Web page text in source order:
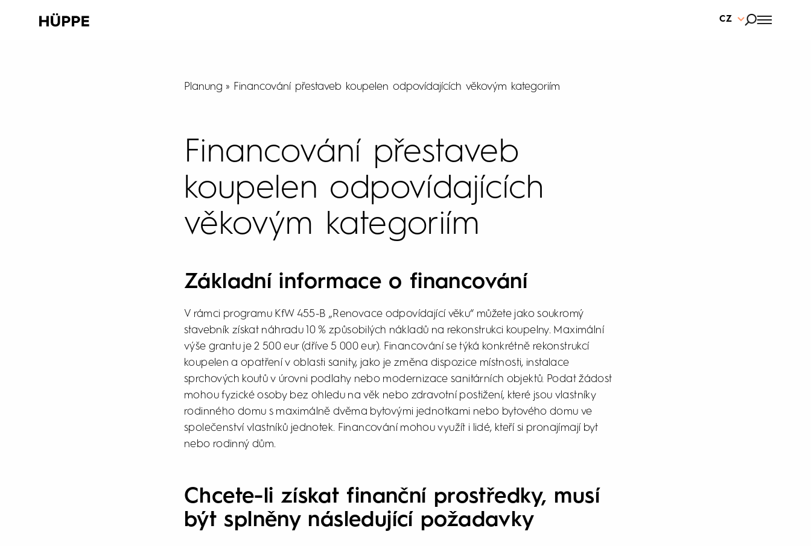
CZ
Planung Financování přestaveb koupelen odpovídajících věkovým kategoriím
Financování přestaveb
koupelen odpovídajících
věkovým kategoriím
Základní informace o financování
V rámci programu KfW 455-B „Renovace odpovídající věku“ můžete jako soukromý
stavebník získat náhradu 10 % způsobilých nákladů na rekonstrukci koupelny. Maximální
výše grantu je 2 500 eur (dříve 5 000 eur). Financování se týká konkrétně rekonstrukcí
koupelen a opatření v oblasti sanity, jako je změna dispozice místnosti, instalace
sprchových koutů v úrovni podlahy nebo modernizace sanitárních objektů. Podat žádost
mohou fyzické osoby bez ohledu na věk nebo zdravotní postižení, které jsou vlastníky
rodinného domu s maximálně dvěma bytovými jednotkami nebo bytového domu ve
společenství vlastníků jednotek. Financování mohou využít i lidé, kteří si pronajímají byt
nebo rodinný dům.
Chcete-li získat finanční prostředky, musí
být splněny následující požadavky